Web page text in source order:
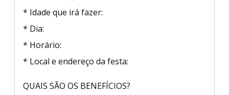
* Idade que irá fazer:
* Dia:
* Horário:
* Local e endereço da festa:
QUAIS SÃO OS BENEFÍCIOS?